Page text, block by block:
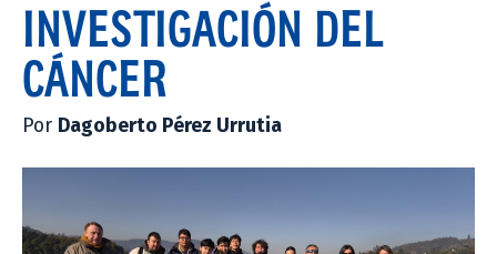
INVESTIGACIÓN DEL
CÁNCER
Por Dagoberto Pérez Urrutia